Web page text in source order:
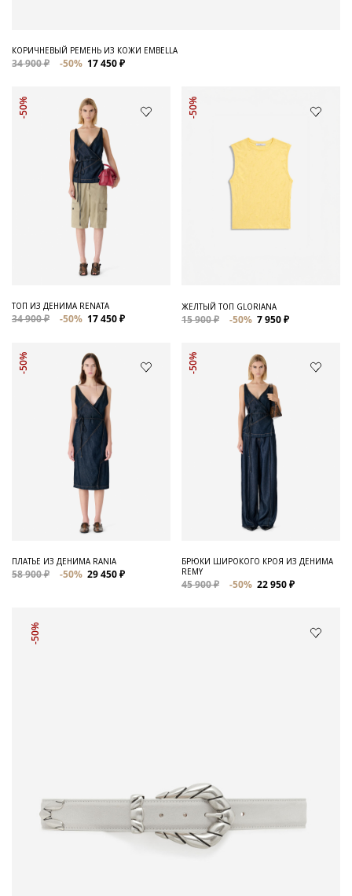
КОРИЧНЕВЫЙ РЕМЕНЬ ИЗ КОЖИ EMBELLA
34 900 ₽ -50% 17 450 ₽
-50%
ТОП ИЗ ДЕНИМА RENATA
34 900 ₽ -50% 17 450 ₽
-50%
ЖЕЛТЫЙ ТОП GLORIANA
15 900 ₽ -50% 7 950 ₽
-50%
ПЛАТЬЕ ИЗ ДЕНИМА RANIA
58 900 ₽ -50% 29 450 ₽
-50%
БРЮКИ ШИРОКОГО КРОЯ ИЗ ДЕНИМА
REMY
45 900 ₽ -50% 22 950 ₽
-50%